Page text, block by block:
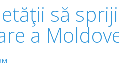
să
a